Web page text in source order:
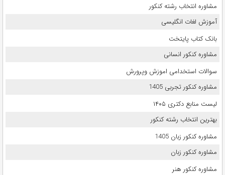
مشاوره انتخاب رشته کنکور
آموزش لغات انگلیسی
بانک کتاب پایتخت
مشاوره کنکور انسانی
سوالات استخدامی اموزش وپرورش
مشاوره کنکور تجربی 1405
لیست منابع دکتری ۱۴۰۵
بهترین انتخاب رشته کنکور
مشاوره کنکور زبان 1405
مشاوره کنکور زبان
مشاوره کنکور هنر